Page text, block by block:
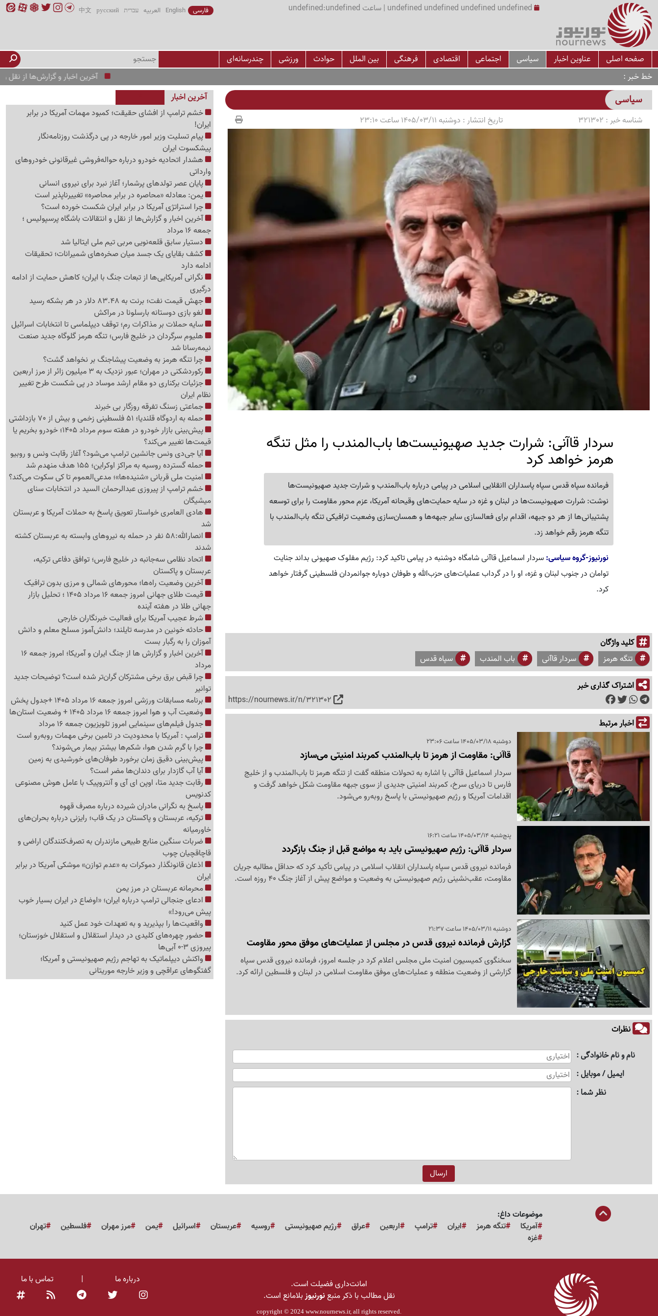
undefined undefined undefined undefined | ساعت undefined:undefined فارسی English العربیه עברית русский
中文
صفحه اصلی عناوین اخبار سیاسی اجتماعی اقتصادی فرهنگی بین الملل حوادث ورزشی
چندرسانه‌ای
خط خبر
آخرین اخبار و گزارش‌ها از نقل و انتقالات
سیاسی
شناسه خبر : 321302 تاریخ انتشار : دوشنبه 1405/03/11 ساعت 23:10
سردار قاآنی: شرارت جدید صهیونیست‌ها باب‌المندب را مثل تنگه
هرمز خواهد کرد
فرمانده سپاه قدس سپاه پاسداران اانقلایی اسلامی در پیامی درباره باب‌المندب و شرارت جدید صهیونیست‌ها
نوشت: شرارت صهیونیست‌ها در لبنان و غزه در سایه حمایت‌های وقیحانه آمریکا، عزم محور مقاومت را برای توسعه
پشتیبانی‌ها از هر دو جبهه، اقدام برای فعالسازی سایر جبهه‌ها و همسان‌سازی وضعیت ترافیکی تنگه باب‌المندب با
تنگه هرمز رقم خواهد زد.
نورنیوز-گروه سیاسی:سردار اسماعیل قاآنی شامگاه دوشنبه در پیامی تاکید کرد: رژیم مفلوک صهیونی بداند جنایت
توامان در جنوب لبنان و غزه، او را در گرداب عملیات‌های حزب‌الله و طوفان دوباره جوانمردان فلسطینی گرفتار خواهد
کرد.
کلید واژگان
تنگه هرمز سردار قاآنی باب المندب سپاه قدس
اشتراک گذاری خبر
https://nournews.ir/n/321302
اخبار مرتبط
دوشنبه 1405/03/18 ساعت 23:06
قاآنی: مقاومت از هرمز تا باب‌المندب کمربند امنیتی می‌سازد
سردار اسماعیل قاآنی با اشاره به تحولات منطقه گفت از تنگه هرمز تا باب‌المندب و از خلیج
فارس تا دریای سرخ، کمربند امنیتی جدیدی از سوی جبهه مقاومت شکل خواهد گرفت و
اقدامات آمریکا و رژیم صهیونیستی با پاسخ روبه‌رو می‌شود.
پنج‌شنبه 1405/03/14 ساعت 16:21
سردار قاآنی: رژیم صهیونیستی باید به مواضع قبل از جنگ بازگردد
فرمانده نیروی قدس سپاه پاسداران انقلاب اسلامی در پیامی تأکید کرد که حداقل مطالبه جریان
مقاومت، عقب‌نشینی رژیم صهیونیستی به وضعیت و مواضع پیش از آغاز جنگ 40 روزه است.
دوشنبه 1405/03/11 ساعت 21:37
گزارش فرمانده نیروی قدس در مجلس از عملیات‌های موفق محور مقاومت
سخنگوی کمیسیون امنیت ملی مجلس اعلام کرد در جلسه امروز، فرمانده نیروی قدس سپاه
گزارشی از وضعیت منطقه و عملیات‌های موفق مقاومت اسلامی در لبنان و فلسطین ارائه کرد.
نظرات
نام و نام خانوادگی
ایمیل / موبایل
نظر شما
آخرین اخبار
خشم ترامپ از افشای حقیقت؛ کمبود مهمات آمریکا در برابر
ایران!
پیام تسلیت وزیر امور خارجه در پی درگذشت روزنامه‌نگار
پیشکسوت ایران
هشدار اتحادیه خودرو درباره حواله‌فروشی غیرقانونی خودروهای
وارداتی
پایان عصر تولدهای پرشمار؛ آغاز نبرد برای نیروی انسانی
یمن: معادله «محاصره در برابر محاصره» تغییرناپذیر است
چرا استراتژی آمریکا در برابر ایران شکست خورده است؟
آخرین اخبار و گزارش‌ها از نقل و انتقالات باشگاه پرسپولیس ؛
جمعه 16 مرداد
دستیار سابق قلعه‌نویی مربی تیم ملی ایتالیا شد
کشف بقایای یک جسد میان صخره‌های شمیرانات؛ تحقیقات
ادامه دارد
نگرانی آمریکایی‌ها از تبعات جنگ با ایران؛ کاهش حمایت از ادامه
درگیری
جهش قیمت نفت؛ برنت به 83.48 دلار در هر بشکه رسید
لغو بازی دوستانه بارسلونا در مراکش
سایه حملات بر مذاکرات رم؛ توقف دیپلماسی تا انتخابات اسرائیل
هلیوم سرگردان در خلیج فارس؛ تنگه هرمز گلوگاه جدید صنعت
نیمه‌رسانا شد
چرا تنگه هرمز به وضعیت پیشاجنگ بر نخواهد گشت؟
رکوردشکنی در مهران؛ عبور نزدیک به 3 میلیون زائر از مرز اربعین
جزئیات برکناری دو مقام ارشد موساد در پی شکست طرح تغییر
نظام ایران
جماعتی زسنگ تفرقه روزگار بی خبرند
حمله به اردوگاه قلندیا؛ 51 فلسطینی زخمی و بیش از 70 بازداشتی
پیش‌بینی بازار خودرو در هفته سوم مرداد 1405؛ خودرو بخریم یا
قیمت‌ها تغییر می‌کند؟
آیا جی‌دی ونس جانشین ترامپ می‌شود؟ آغاز رقابت ونس و روبیو
حمله گسترده روسیه به مراکز اوکراین؛ 155 هدف منهدم شد
امنیت ملی قربانی «شنیده‌ها»؛ مدعی‌العموم تا کی سکوت می‌کند؟
خشم ترامپ از پیروزی عبدالرحمان السید در انتخابات سنای
میشیگان
هادی العامری خواستار تعویق پاسخ به حملات آمریکا و عربستان
شد
انصارالله:58 نفر در حمله به نیروهای وابسته به عربستان کشته
شدند
اتحاد نظامی سه‌جانبه در خلیج فارس؛ توافق دفاعی ترکیه،
عربستان و پاکستان
آخرین وضعیت راه‌ها؛ محورهای شمالی و مرزی بدون ترافیک
قیمت طلای جهانی امروز جمعه 16 مرداد 1405 ؛ تحلیل بازار
جهانی طلا در هفته آینده
شرط عجیب آمریکا برای فعالیت خبرنگاران خارجی
حادثه خونین در مدرسه تایلند؛ دانش‌آموز مسلح معلم و دانش
آموزان را به رگبار بست
آخرین اخبار و گزارش ها از جنگ ایران و آمریکا؛ امروز جمعه 16
مرداد
چرا قبض برق برخی مشترکان گران‌تر شده است؟ توضیحات جدید
توانیر
برنامه مسابقات ورزشی امروز جمعه 16 مرداد 1405 +جدول پخش
وضعیت آب و هوا امروز جمعه 16 مرداد 1405 + وضعیت استان‌ها
جدول فیلم‌های سینمایی امروز تلویزیون جمعه 16 مرداد
ترامپ : آمریکا با محدودیت در تامین برخی مهمات روبه‌رو است
چرا با گرم شدن هوا، شکم‌ها بیشتر بیمار می‌شوند؟
پیش‌بینی دقیق زمان برخورد طوفان‌های خورشیدی به زمین
آیا آب گازدار برای دندان‌ها مضر است؟
رقابت جدید متا، اوپن ای آی و آنتروپیک با عامل هوش مصنوعی
کدنویس
پاسخ به نگرانی مادران شیرده درباره مصرف قهوه
ترکیه، عربستان و پاکستان در یک قاب؛ رایزنی درباره بحران‌های
خاورمیانه
ضربات سنگین منابع طبیعی مازندران به تصرف‌کنندگان اراضی و
قاچاقچیان چوب
اذعان قانونگذار دموکرات به «عدم توازن» موشکی آمریکا در برابر
ایران
محرمانه عربستان در مرز یمن
ادعای جنجالی ترامپ درباره ایران؛ «اوضاع در ایران بسیار خوب
پیش می‌رود!»
واقعیت‌ها را بپذیرید و به تعهدات خود عمل کنید
حضور چهره‌های کلیدی در دیدار استقلال و استقلال خوزستان؛
پیروزی 3-0 آبی‌ها
واکنش دیپلماتیک به تهاجم رژیم صهیونیستی و آمریکا؛
گفتگوهای عراقچی و وزیر خارجه موریتانی
موضوعات داغ:
آمریکا
تنگه هرمز ایران ترامپ اربعین عراق رژیم صهیونیستی روسیه عربستان اسرائیل یمن مرز مهران فلسطین
تهران
غزه
امانت‌داری فضیلت است.
نقل مطالب با ذکر منبعنورنیوزبلامانع است.
copyright © 2024 www.nournews.ir, all rights reserved.
درباره ما | تماس با ما